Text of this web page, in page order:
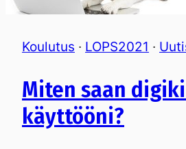
Koulutus · LOPS2021 ·
Miten saan
käyttööni?